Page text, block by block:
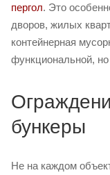
пергол. Это
дворов, жилых
контейнерная
функциональной, но
бункеры
Не на каждом